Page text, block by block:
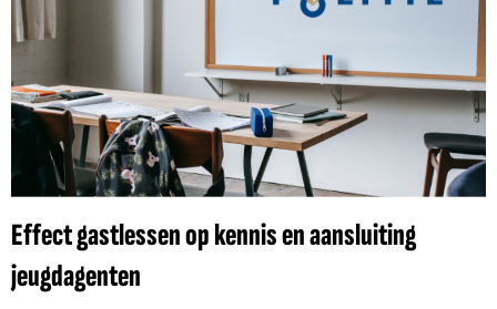
Effect gastlessen op kennis en aansluiting
jeugdagenten